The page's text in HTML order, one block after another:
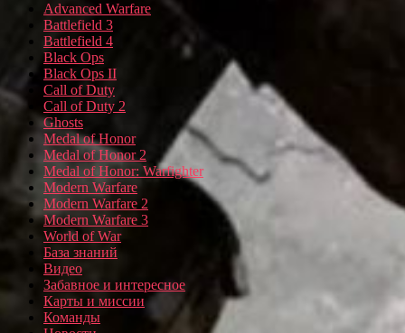
Advanced Warfare
Battlefield 3
Battlefield 4
Black Ops
Black Ops II
Call of Duty
Call of Duty 2
Ghosts
Medal of Honor
Medal of Honor 2
Medal of Honor: Warfighter
Modern Warfare
Modern Warfare 2
Modern Warfare 3
World of War
База знаний
Видео
Забавное и интересное
Карты и миссии
Команды